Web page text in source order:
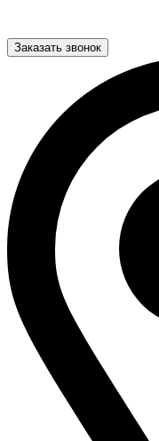
Заказать звонок